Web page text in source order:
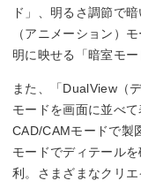
ド」、明るさ調節で
（アニメーション）
明に映せる「暗室モー
また、「DualView（
モードを画面に並べ
CAD/CAMモードで製
モードでディテール
利。さまざまなクリエ